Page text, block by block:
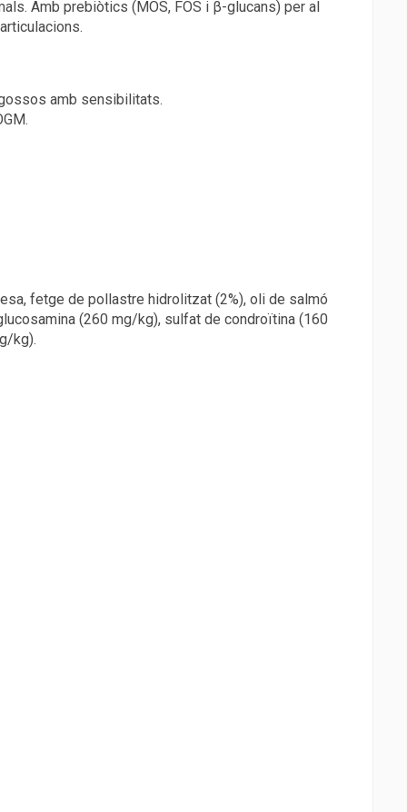
Amb prebiòtics (MOS, FOS i β-glucans) per al
amb sensibilitats.
fetge de pollastre hidrolitzat (2%), oli de salmó
(260 mg/kg), sulfat de condroïtina (160
kg).